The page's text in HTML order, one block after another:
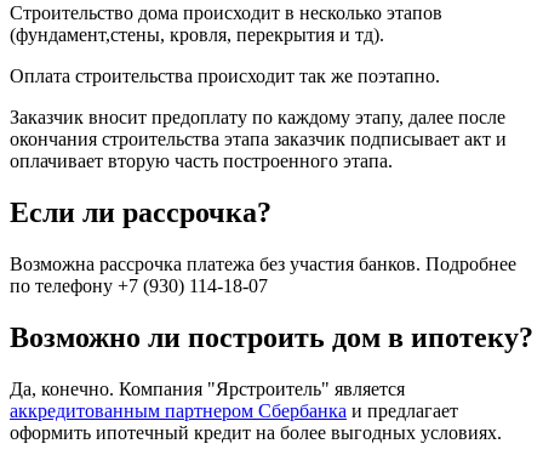
Строительство дома происходит в несколько этапов
(фундамент,стены, кровля, перекрытия и тд).
Оплата строительства происходит так же поэтапно.
Заказчик вносит предоплату по каждому этапу, далее после
окончания строительства этапа заказчик подписывает акт и
оплачивает вторую часть построенного этапа.
Если ли рассрочка?
Возможна рассрочка платежа без участия банков. Подробнее
по телефону +7 (930) 114-18-07
Возможно ли построить дом в ипотеку?
Да, конечно. Компания "Ярстроитель" является
аккредитованным партнером Сбербанка и предлагает
оформить ипотечный кредит на более выгодных условиях.